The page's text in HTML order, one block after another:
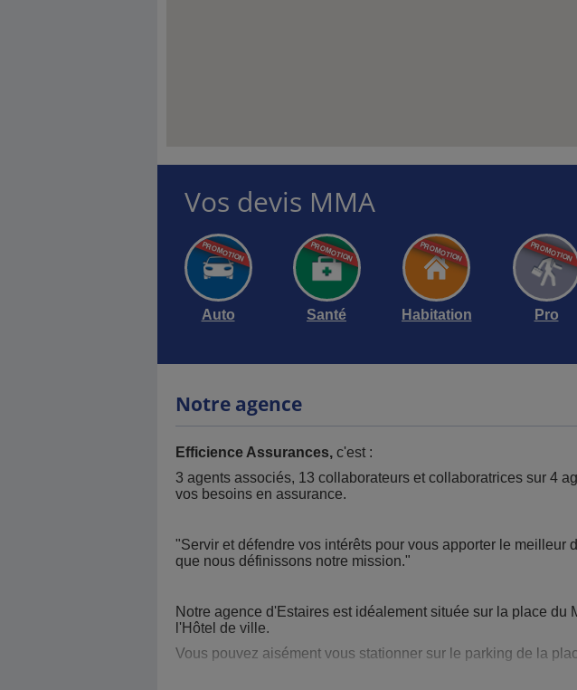
Vos devis MMA
Auto Santé Habitation Pro
Notre agence
Efficience Assurances,c'est :
3 agents associés, 13 collaborateurs et collaboratrices sur 4
vos besoins en assurance.
"Servir et défendre vos intérêts pour vous apporter le meilleur
que nous définissons notre mission."
Notre agence d'Estaires est idéalement située sur la place du
l'Hôtel de ville.
Vous pouvez aisément vous stationner sur le parking de la